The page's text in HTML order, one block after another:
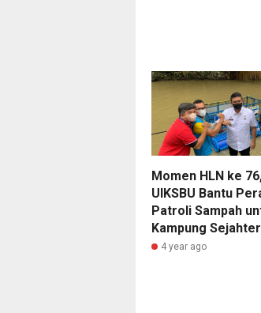
Momen HLN ke
UIKSBU Bantu
Patroli Sampah
Kampung
4 year ago